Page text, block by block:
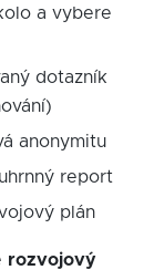
a vybere
dotazník
anonymitu
report
plán
rozvojový